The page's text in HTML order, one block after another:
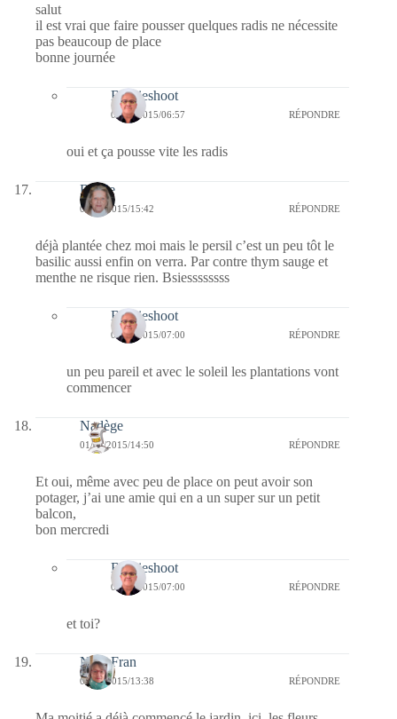
salut
il est vrai que faire pousser quelques radis ne nécessite
pas beaucoup de place
bonne journée
Bernieshoot
04/04/2015/06:57 RÉPONDRE
oui et ça pousse vite les radis
Renee
01/04/2015/15:42 RÉPONDRE
déjà plantée chez moi mais le persil c’est un peu tôt le
basilic aussi enfin on verra. Par contre thym sauge et
menthe ne risque rien. Bsiessssssss
Bernieshoot
04/04/2015/07:00 RÉPONDRE
un peu pareil et avec le soleil les plantations vont
commencer
Nadège
01/04/2015/14:50 RÉPONDRE
Et oui, même avec peu de place on peut avoir son
potager, j’ai une amie qui en a un super sur un petit
balcon,
bon mercredi
Bernieshoot
04/04/2015/07:00 RÉPONDRE
et toi?
NanyFran
01/04/2015/13:38 RÉPONDRE